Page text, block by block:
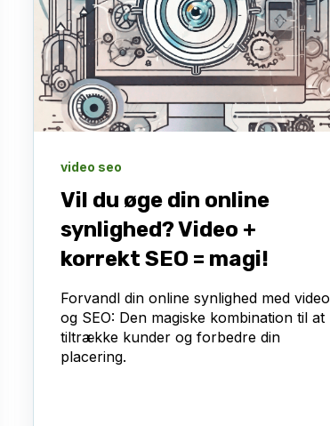
video seo
Vil du øge din online
synlighed? Video +
korrekt SEO = magi!
Forvandl din online synlighed med video
og SEO: Den magiske kombination til at
tiltrække kunder og forbedre din
placering.